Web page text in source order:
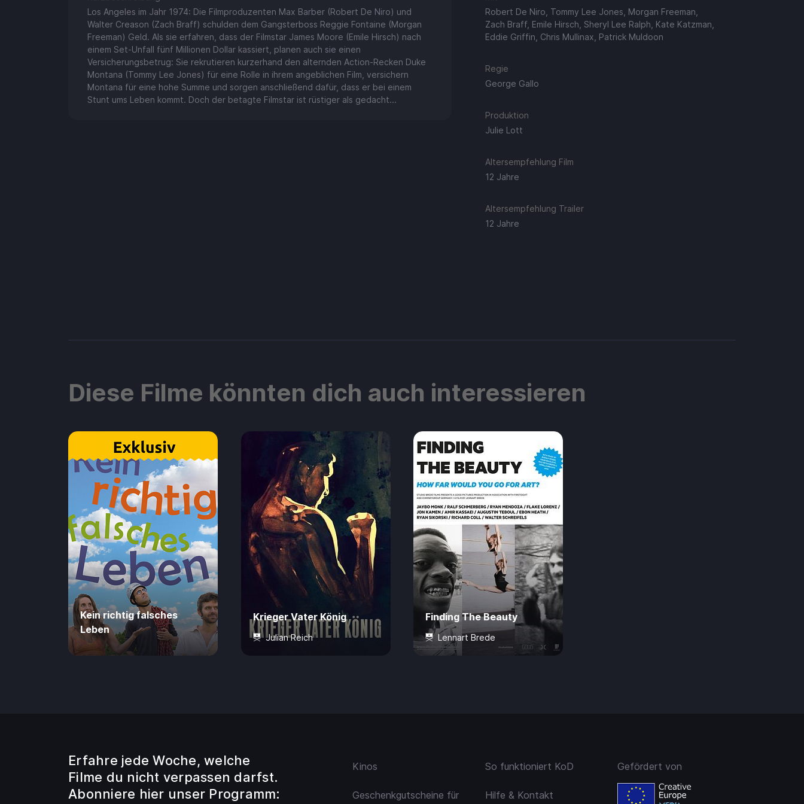
Los Angeles im Jahr 1974: Die Filmproduzenten Max Barber (Robert De Niro) und
Walter Creason (Zach Braff) schulden dem Gangsterboss Reggie Fontaine (Morgan
Freeman) Geld. Als sie erfahren, dass der Filmstar James Moore (Emile Hirsch) nach
einem Set-Unfall fünf Millionen Dollar kassiert, planen auch sie einen
Versicherungsbetrug: Sie rekrutieren kurzerhand den alternden Action-Recken Duke
Montana (Tommy Lee Jones) für eine Rolle in ihrem angeblichen Film, versichern
Montana für eine hohe Summe und sorgen anschließend dafür, dass er bei einem
Stunt ums Leben kommt. Doch der betagte Filmstar ist rüstiger als gedacht...
Robert De Niro, Tommy Lee Jones, Morgan Freeman,
Zach Braff, Emile Hirsch, Sheryl Lee Ralph, Kate Katzman,
Eddie Griffin, Chris Mullinax, Patrick Muldoon
Regie
George Gallo
Produktion
Julie Lott
Altersempfehlung Film
12 Jahre
Altersempfehlung Trailer
12 Jahre
Diese Filme könnten dich auch interessieren
Kein richtig falsches
Leben
Krieger Vater König
Julian Reich
Finding The Beauty
Lennart Brede
Erfahre jede Woche, welche
Filme du nicht verpassen darfst.
Abonniere hier unser Programm:
Kinos
Geschenkgutscheine für
So funktioniert KoD
Hilfe & Kontakt
Gefördert von